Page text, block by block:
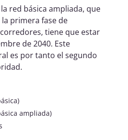
red básica ampliada, que
primera fase de
tiene que estar
de 2040. Este
es por tanto el segundo
ampliada)